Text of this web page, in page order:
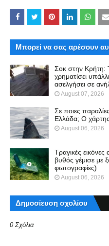
Μπορεί να σας αρέσουν
Σοκ στην Κρήτη:
χρηματίσει
ασελγήσει σε
August 07, 2026
Σε ποιες
Ελλάδα; Ο χάρτης
August 06, 2026
Τραγικές
βυθός γέμισε με
φωτογραφίες)
August 06, 2026
Δημοσίευση σχολίου
0 Σχόλια